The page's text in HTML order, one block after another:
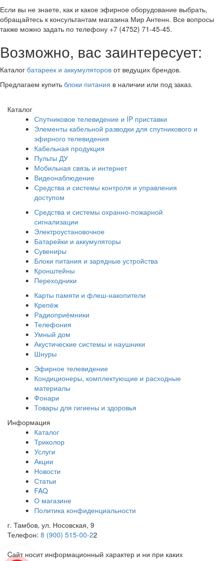
Если вы не знаете, как и какое эфирное оборудование выбрать,
обращайтесь к консультантам магазина Мир Антенн. Все вопросы
также можно задать по телефону +7 (4752) 71-45-45.
Возможно, вас заинтересует:
Каталог батареек и аккумуляторов от ведущих брендов.
Предлагаем купить блоки питания в наличии или под заказ.
Каталог
Спутниковое телевидение и IP приставки
Элементы кабельной разводки для спутникового и
эфирного телевидения
Кабельная продукция
Пульты ДУ
Мобильная связь и интернет
Видеонаблюдение
Средства и системы контроля и управления
доступом
Средства и системы охранно-пожарной
сигнализации
Электроустановочное
Батарейки и аккумуляторы
Сувениры
Блоки питания и зарядные устройства
Кронштейны
Переходники
Карты памяти и флеш-накопители
Крепёж
Радиоприёмники
Телефония
Умный дом
Акустические системы и наушники
Шнуры
Эфирное телевидение
Кондиционеры, комплектующие и расходные
материалы
Фонари
Товары для гигиены и здоровья
Информация
Каталог
Триколор
Услуги
Акции
Новости
Статьи
FAQ
О магазине
Политика конфиденциальности
г. Тамбов, ул. Носовская, 9
Телефон: 8 (900) 515-00-22
Cайт носит информационный характер и ни при каких